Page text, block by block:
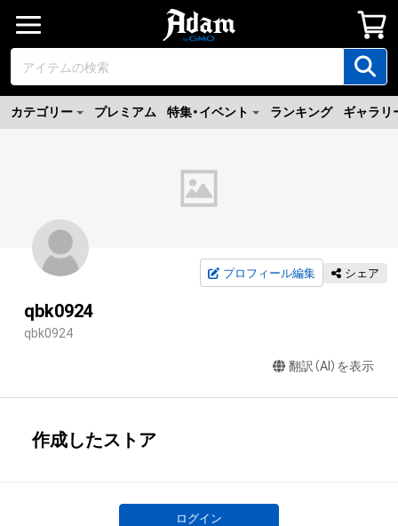
カテゴリー プレミアム 特集・イベント ランキング ギャラリ
プロフィール編集 シェア
qbk0924
qbk0924
翻訳（AI）を表示
作成したストア
ログイン